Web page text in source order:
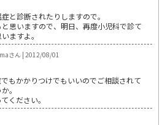
と診断されたりしますので。
思いますので、明日、再度小児科で診て
ますよ。
さん | 2012/08/01
もかかりつけでもいいのでご相談されて
。
ください。